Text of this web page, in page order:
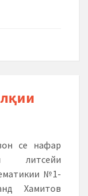
се нафар
литсейи
№1-
Хамитов